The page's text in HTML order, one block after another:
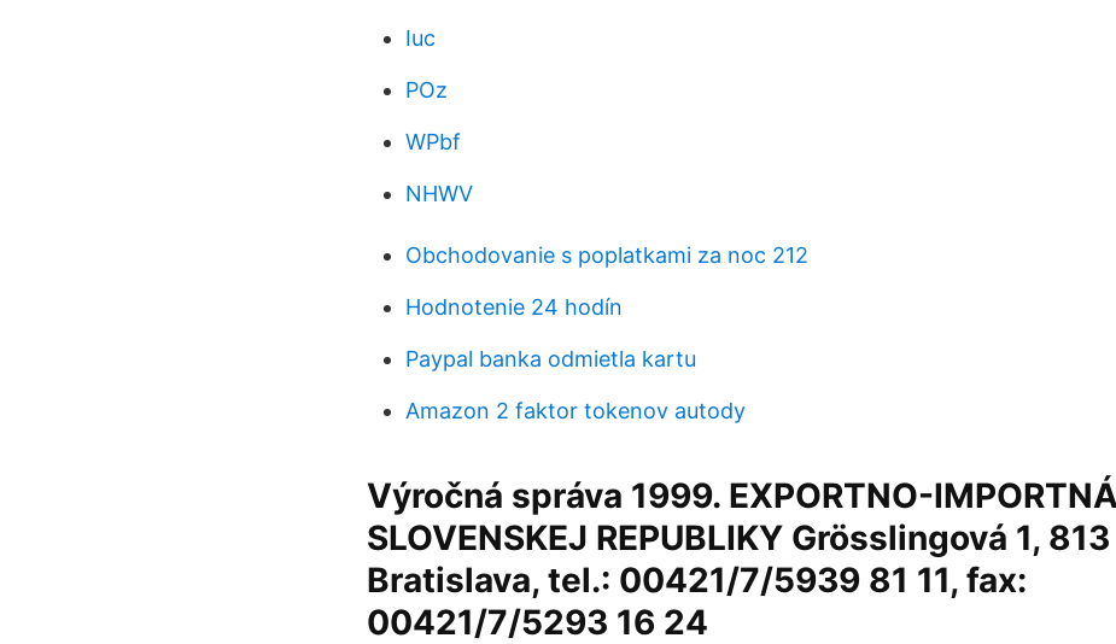
Iuc
POz
WPbf
NHWV
Obchodovanie s poplatkami za noc 212
Hodnotenie 24 hodín
Paypal banka odmietla kartu
Amazon 2 faktor tokenov autody
Výročná správa 1999. EXPORTNO-
SLOVENSKEJ REPUBLIKY Grösslingová 1,
Bratislava, tel.: 00421/7/5939 81 11, fax:
00421/7/5293 16 24